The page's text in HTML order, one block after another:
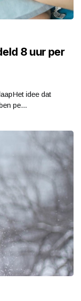
8 uur per
idee dat
pe...